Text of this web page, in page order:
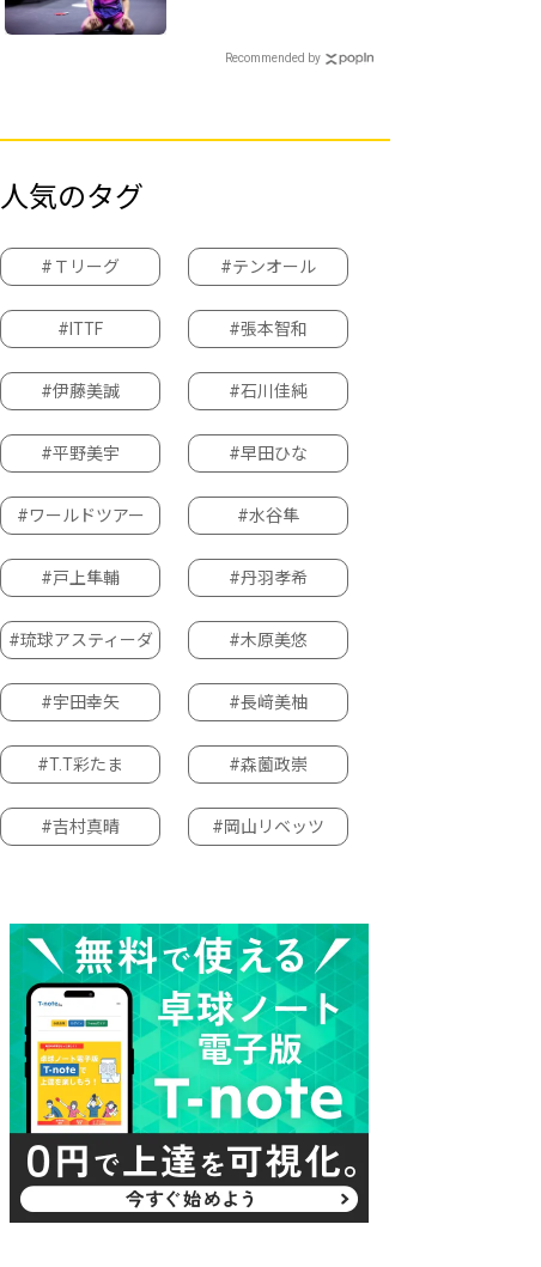
球・WTTチャンピオ
Recommended by
人気のタグ
#Ｔリーグ #テンオール
#ITTF #張本智和
#伊藤美誠 #石川佳純
#平野美宇 #早田ひな
#ワールドツアー #水谷隼
#戸上隼輔 #丹羽孝希
#琉球アスティーダ #木原美悠
#宇田幸矢 #長﨑美柚
#T.T彩たま #森薗政崇
#吉村真晴 #岡山リベッツ